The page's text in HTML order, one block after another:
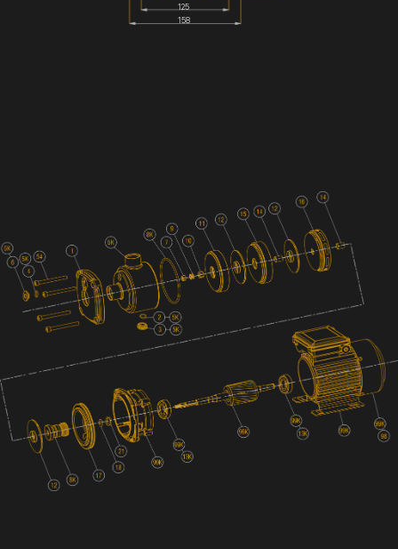
125
158